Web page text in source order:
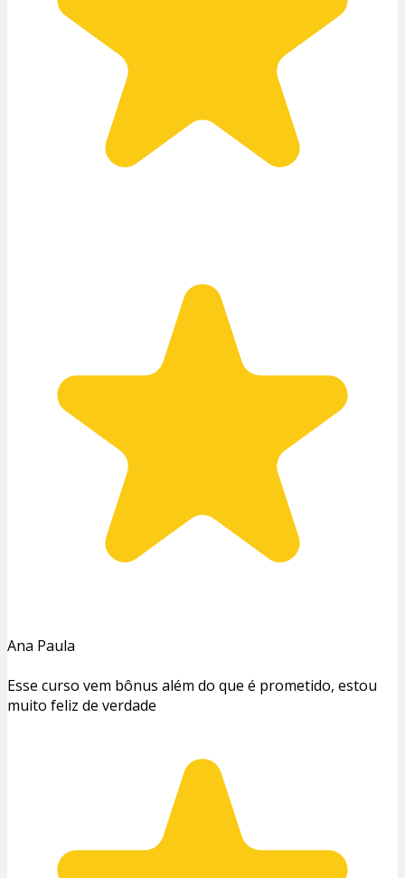
Ana Paula
Esse curso vem bônus além do que é prometido, estou
muito feliz de verdade